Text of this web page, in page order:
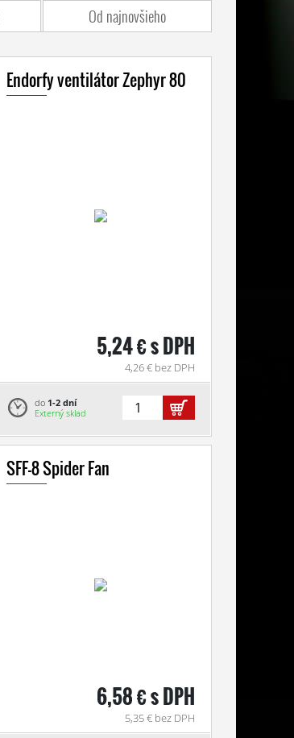
Od najnovšieho
Endorfy ventilátor Zephyr 80
5,24 € s DPH
4,26 € bez DPH
do 1-2 dní
Externý sklad
SFF-8 Spider Fan
6,58 € s DPH
5,35 € bez DPH